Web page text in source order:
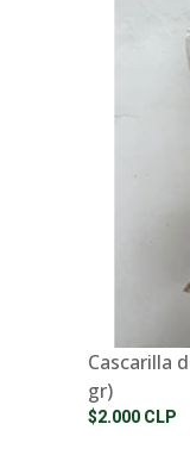
Cascarilla
gr)
$2.000 CLP